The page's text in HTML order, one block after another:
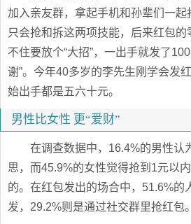
加入亲友群，拿起手机和孙辈们一
只会抢和拆这两项技能，后来红包
不住要放个“大招”，一出手就发了
谢”。今年40多岁的李先生刚学会发
始出手都是五六十元。
男性比女性 更“爱财”
在调查数据中，16.4%的男性认
思，而45.9%的女性觉得抢到1元以
的。在红包发出的场合中，51.6%的
发，29.2%则是通过社交群里抢红包。